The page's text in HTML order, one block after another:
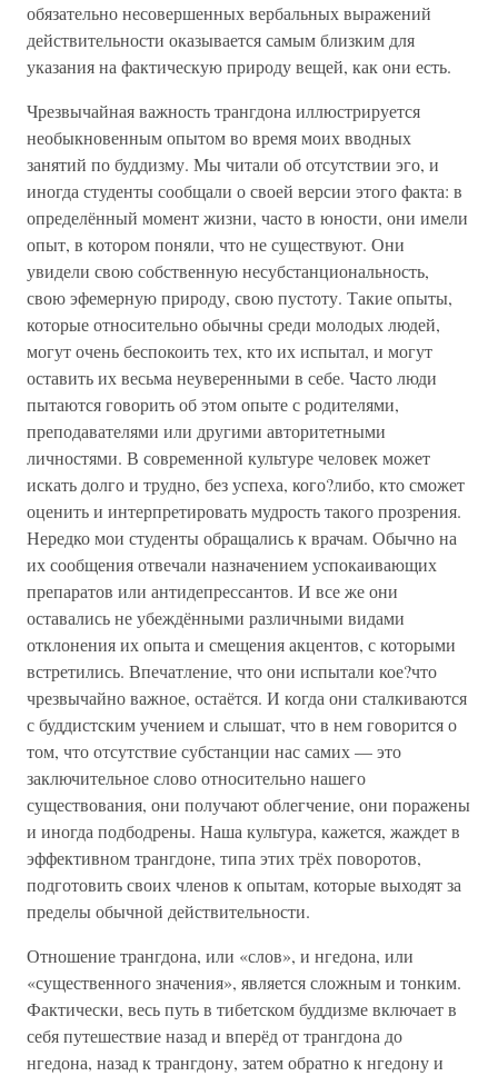
обязательно несовершенных вербальных выражений
действительности оказывается самым близким для
указания на фактическую природу вещей, как они есть.
Чрезвычайная важность трангдона иллюстрируется
необыкновенным опытом во время моих вводных
занятий по буддизму. Мы читали об отсутствии эго, и
иногда студенты сообщали о своей версии этого факта: в
определённый момент жизни, часто в юности, они имели
опыт, в котором поняли, что не существуют. Они
увидели свою собственную несубстанциональность,
свою эфемерную природу, свою пустоту. Такие опыты,
которые относительно обычны среди молодых людей,
могут очень беспокоить тех, кто их испытал, и могут
оставить их весьма неуверенными в себе. Часто люди
пытаются говорить об этом опыте с родителями,
преподавателями или другими авторитетными
личностями. В современной культуре человек может
искать долго и трудно, без успеха, кого?либо, кто сможет
оценить и интерпретировать мудрость такого прозрения.
Нередко мои студенты обращались к врачам. Обычно на
их сообщения отвечали назначением успокаивающих
препаратов или антидепрессантов. И все же они
оставались не убеждёнными различными видами
отклонения их опыта и смещения акцентов, с которыми
встретились. Впечатление, что они испытали кое?что
чрезвычайно важное, остаётся. И когда они сталкиваются
с буддистским учением и слышат, что в нем говорится о
том, что отсутствие субстанции нас самих — это
заключительное слово относительно нашего
существования, они получают облегчение, они поражены
и иногда подбодрены. Наша культура, кажется, жаждет в
эффективном трангдоне, типа этих трёх поворотов,
подготовить своих членов к опытам, которые выходят за
пределы обычной действительности.
Отношение трангдона, или «слов», и нгедона, или
«существенного значения», является сложным и тонким.
Фактически, весь путь в тибетском буддизме включает в
себя путешествие назад и вперёд от трангдона до
нгедона, назад к трангдону, затем обратно к нгедону и